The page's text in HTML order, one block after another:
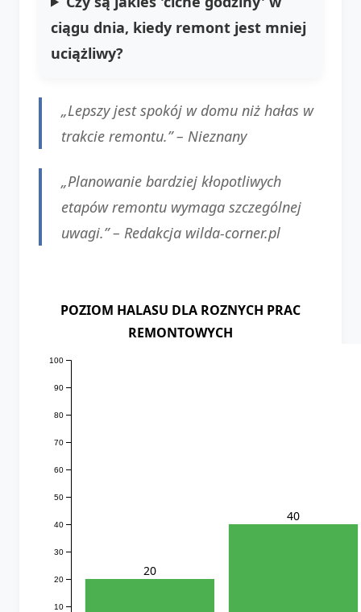
ciągu dnia, kiedy remont jest mniej
uciążliwy?
„Lepszy jest spokój w domu niż hałas w
trakcie remontu.” – Nieznany
„Planowanie bardziej kłopotliwych
etapów remontu wymaga szczególnej
uwagi.” – Redakcja wilda-corner.pl
POZIOM HALASU DLA ROZNYCH PRAC
REMONTOWYCH
10
20
30
40
50
60
70
80
90
100
20
40